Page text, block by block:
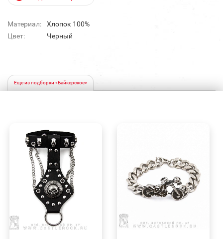
Материал:
Хлопок 100%
Цвет:
Черный
Еще из подборки «Байкерское»